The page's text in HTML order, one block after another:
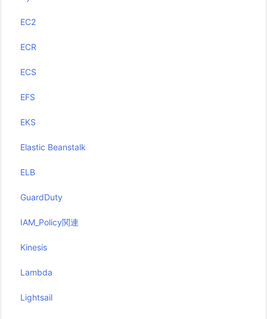
EC2
ECR
ECS
EFS
EKS
Elastic Beanstalk
ELB
GuardDuty
IAM_Policy関連
Kinesis
Lambda
Lightsail